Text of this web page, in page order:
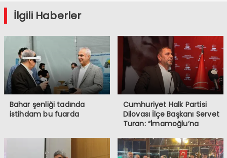
İlgili Haberler
Bahar şenliği tadında
istihdam bu fuarda
Cumhuriyet Halk Partisi
Dilovası İlçe Başkanı Servet
Turan: “İmamoğlu’na
Halkın İradesine
Müdahaledir”